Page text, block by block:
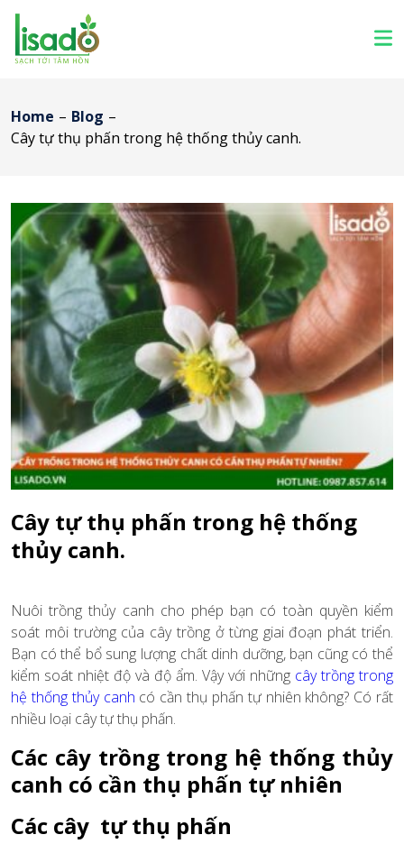
Home – Blog –
Cây tự thụ phấn trong hệ thống thủy canh.
Cây tự thụ phấn trong hệ thống
thủy canh.
Nuôi trồng thủy canh cho phép bạn có toàn quyền kiểm
soát môi trường của cây trồng ở từng giai đoạn phát triển.
Bạn có thể bổ sung lượng chất dinh dưỡng, bạn cũng có thể
kiểm soát nhiệt độ và độ ẩm. Vậy với những cây trồng trong
hệ thống thủy canh có cần thụ phấn tự nhiên không? Có rất
nhiều loại cây tự thụ phấn.
Các cây trồng trong hệ thống thủy
canh có cần thụ phấn tự nhiên
Các cây tự thụ phấn